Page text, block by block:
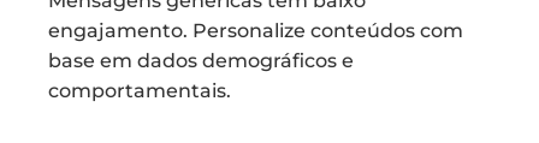
engajamento. Personalize conteúdos com
base em dados demográficos e
comportamentais.